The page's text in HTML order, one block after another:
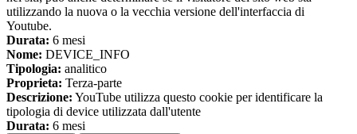
utilizzando la nuova o la vecchia versione dell'interfaccia di
Youtube.
Durata: 6 mesi
Nome: DEVICE_INFO
Tipologia: analitico
Proprieta: Terza-parte
Descrizione: YouTube utilizza questo cookie per identificare la
tipologia di device utilizzata dall'utente
Durata: 6 mesi